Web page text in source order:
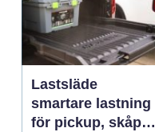
Lastsläde
smartare lastning
för pickup, skåpbil